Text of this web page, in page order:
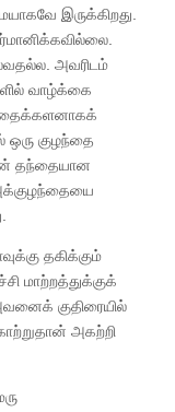
இருக்கிறது.
அவரிடம்
வாழ்க்கை
குழந்தை
தந்தையான
தகிக்கும்
மாற்றத்துக்குக்
குதிரையில்
அகற்றி